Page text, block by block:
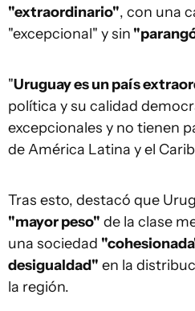
"extraordinario", con una
"excepcional" y sin
"Uruguay es un país
política y su calidad
excepcionales y no tienen
de América Latina y el
Tras esto, destacó que
"mayor peso" de la clase
una sociedad
desigualdad" en la
la región.